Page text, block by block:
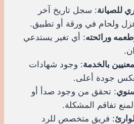
للصيانة: سجل تاريخ آخر
ولحام في ورقة أو تطبيق.
ورائحته: أي تغير يستدعي
بالخدمة: وجود شهادات
: تحقق من وجود صدأ أو
تفاقم المشكلة.
: فريق متخصص للرد